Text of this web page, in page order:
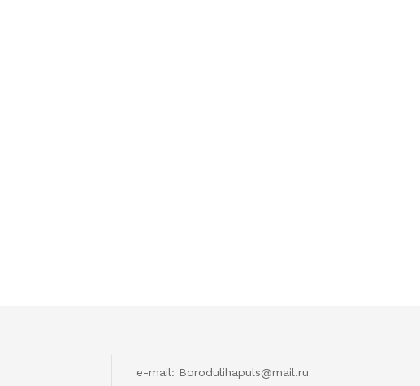
e-mail: Borodulihapuls@mail.ru